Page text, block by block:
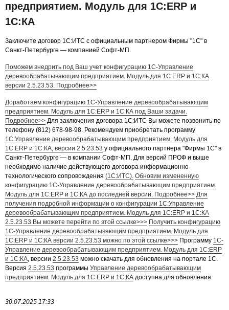
предприятием. Модуль для 1С:ERP и
1С:КА
Заключите договор 1С:ИТС с официальным партнером Фирмы "1С" в
Санкт-Петербурге — компанией Софт-МП.
Поможем внедрить под Ваш учет конфигурацию 1С-Управление
деревообрабатывающим предприятием. Модуль для 1С:ERP и 1С:КА
версии 2.5.23.53. Подробнее>>
Доработаем конфигурацию 1С-Управление деревообрабатывающим
предприятием. Модуль для 1С:ERP и 1С:КА под Ваши задачи.
Подробнее>> Для заключения договора 1С:ИТС Вы можете позвонить по
телефону (812) 678-98-98. Рекомендуем приобретать программу
1С:Управление деревообрабатывающим предприятием. Модуль для
1С:ERP и 1С:КА, версии 2.5.23.53 у официального партнера "Фирмы 1С" в
Санкт-Петербурге — в компании Софт-МП. Для версий ПРОФ и выше
необходимо наличие действующего договора информационно-
технологического сопровождения (1С:ИТС). Обновим измененную
конфигурацию 1С-Управление деревообрабатывающим предприятием.
Модуль для 1С:ERP и 1С:КА до последней версии. Подробнее>> Для
получения подробной информации о конфигурации 1С:Управление
деревообрабатывающим предприятием. Модуль для 1С:ERP и 1С:КА
2.5.23.53 Вы можете перейти по этой ссылке>>> Получить конфигурацию
1С-Управление деревообрабатывающим предприятием. Модуль для
1С:ERP и 1С:КА версии 2.5.23.53 можно по этой ссылке>>> Программу 1С-
Управление деревообрабатывающим предприятием. Модуль для 1С:ERP
и 1С:КА, версии 2.5.23.53 можно скачать для обновления на портале 1С.
Версия 2.5.23.53 программы Управление деревообрабатывающим
предприятием. Модуль для 1С:ERP и 1С:КА доступна для обновления.
30.07.2025 17:33
Выберите услугу: